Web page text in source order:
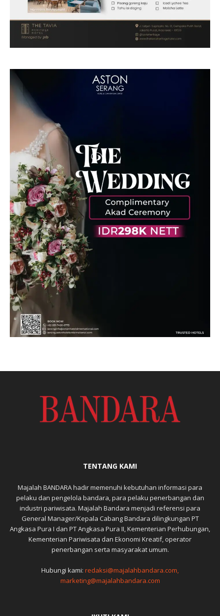
TENTANG KAMI
Majalah BANDARA hadir memenuhi kebutuhan informasi para
pelaku dan pengelola bandara, para pelaku penerbangan dan
industri pariwisata. Majalah Bandara menjadi referensi para
General Manager/Kepala Cabang Bandara dilingkungan PT
Angkasa Pura I dan PT Angkasa Pura II, Kementerian Perhubungan,
Kementerian Pariwisata dan Ekonomi Kreatif, operator
penerbangan serta masyarakat umum.
Hubungi kami: redaksi@majalahbandara.com,
marketing@majalahbandara.com